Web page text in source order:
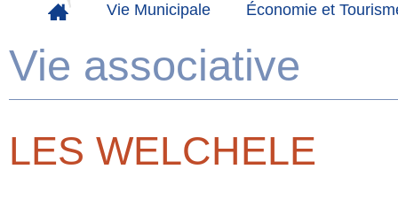
Vie Municipale Économie et
Vie associative
LES WELCHELE